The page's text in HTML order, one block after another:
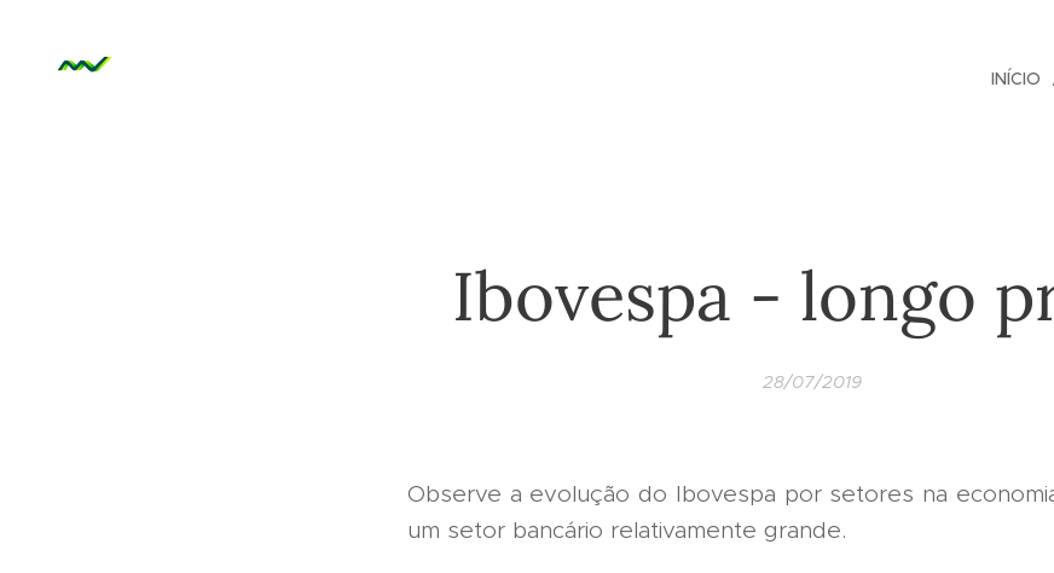
INÍCIO
Ibovespa - longo
28/07/2019
Observe a evolução do Ibovespa por setores na
um setor bancário relativamente grande.